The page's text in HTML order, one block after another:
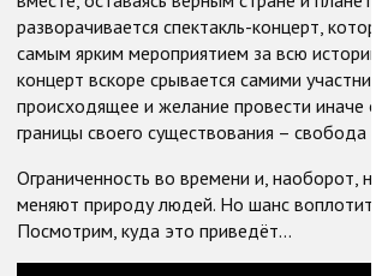
разворачивается спектакль-концерт,
самым ярким мероприятием за всю
концерт вскоре срывается самими
происходящее и желание провести иначе
границы своего существования – свобода
Ограниченность во времени и, наоборот,
меняют природу людей. Но шанс
Посмотрим, куда это приведёт…